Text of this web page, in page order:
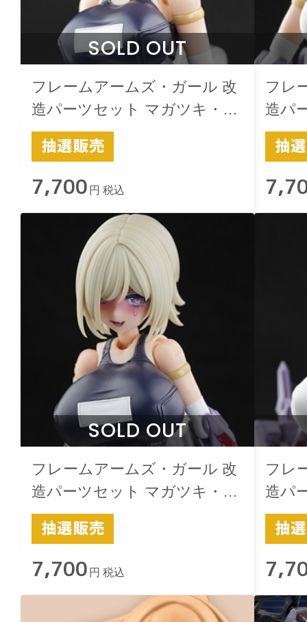
SOLD OUT
フレームアームズ・ガール 改
造パーツセット マガツキ・ド
ゥルガー用 -楽-スクみず 黒
7,700 円 税込
フレ
造パ
ゥル
SOLD OUT
フレームアームズ・ガール 改
造パーツセット マガツキ・ド
ゥルガー用 -極-スクみず 黒
7,700 円 税込
フレ
造パ
ゥル